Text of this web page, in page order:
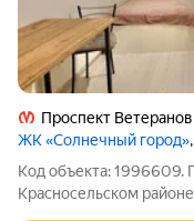
Проспект Ветеранов
ЖК «Солнечный город»
Код объекта: 1996609.
Красносельском